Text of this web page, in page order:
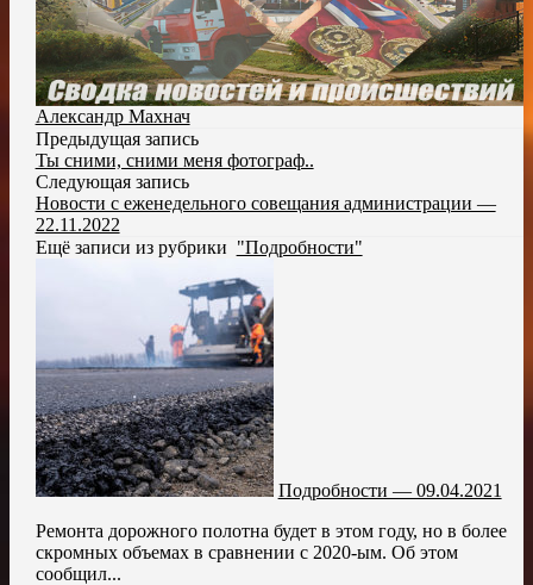
Александр Махнач
Предыдущая запись
Ты сними, сними меня фотограф..
Следующая запись
Новости с еженедельного совещания администрации —
22.11.2022
Ещё записи из рубрики "Подробности"
Подробности — 09.04.2021
Ремонта дорожного полотна будет в этом году, но в более
скромных объемах в сравнении с 2020-ым. Об этом
сообщил...